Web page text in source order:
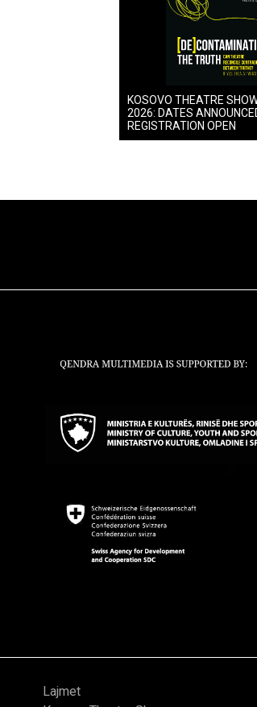
KOSOVO THEATRE
2026: DATES
REGISTRATION OPEN
Lajmet